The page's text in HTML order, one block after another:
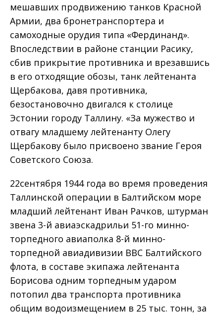
мешавших продвижению танков Красной
Армии, два бронетранспортера и
самоходные орудия типа «Фердинанд».
Впоследствии в районе станции Расику,
сбив прикрытие противника и врезавшись
в его отходящие обозы, танк лейтенанта
Щербакова, давя противника,
безостановочно двигался к столице
Эстонии городу Таллину. «За мужество и
отвагу младшему лейтенанту Олегу
Щербакову было присвоено звание Героя
Советского Союза.
22сентября 1944 года во время проведения
Таллинской операции в Балтийском море
младший лейтенант Иван Рачков, штурман
звена 3-й авиаэскадрильи 51-го минно-
торпедного авиаполка 8-й минно-
торпедной авиадивизии ВВС Балтийского
флота, в составе экипажа лейтенанта
Борисова одним торпедным ударом
потопил два транспорта противника
общим водоизмещением в 25 тыс. тонн, за